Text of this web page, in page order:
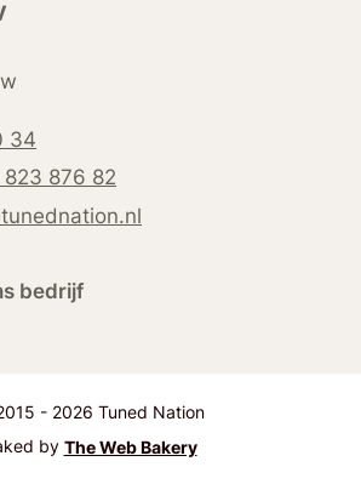
34
823 876 82
bedrijf
- 2026 Tuned Nation
by The Web Bakery